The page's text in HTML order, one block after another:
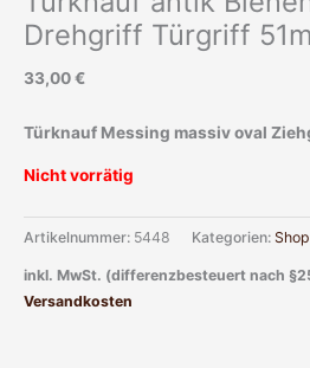
Drehgriff Türgriff
33,00€
Türknauf Messing massiv oval
Nicht vorrätig
Artikelnummer: 5448 Kategorien: Shop
inkl. MwSt. (differenzbesteuert nach
Versandkosten